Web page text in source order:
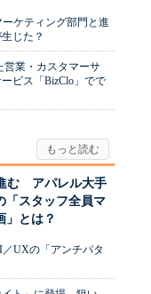
ケティング部門と進
じた？
営業・カスタマーサ
ビス「BizClo」でで
む アパレル大手
「スタッフ全員マ
」とは？
／UXの「アンチパタ